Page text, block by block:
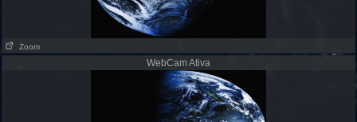
Zoom
WebCam Ativa